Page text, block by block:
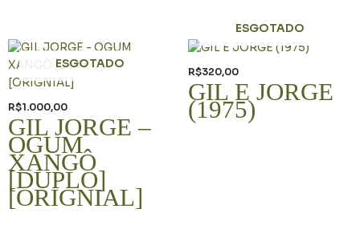
ESGOTADO
R$1.000,00
GIL JORGE –
OGUM
XANGÔ
[DUPLO]
[ORIGNIAL]
ESGOTADO
R$320,00
GIL E JORGE
(1975)